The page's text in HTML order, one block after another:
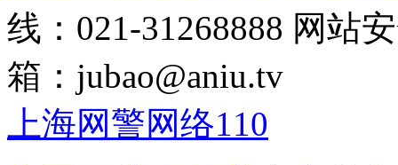
线：021-31268888 网站
箱： jubao@aniu.tv
上海网警网络110